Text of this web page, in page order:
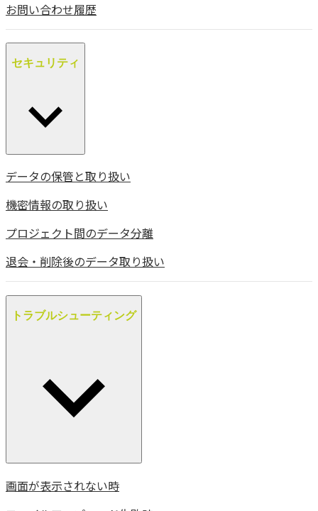
お問い合わせ履歴
セキュリティ
データの保管と取り扱い
機密情報の取り扱い
プロジェクト間のデータ分離
退会・削除後のデータ取り扱い
トラブルシューティング
画面が表示されない時